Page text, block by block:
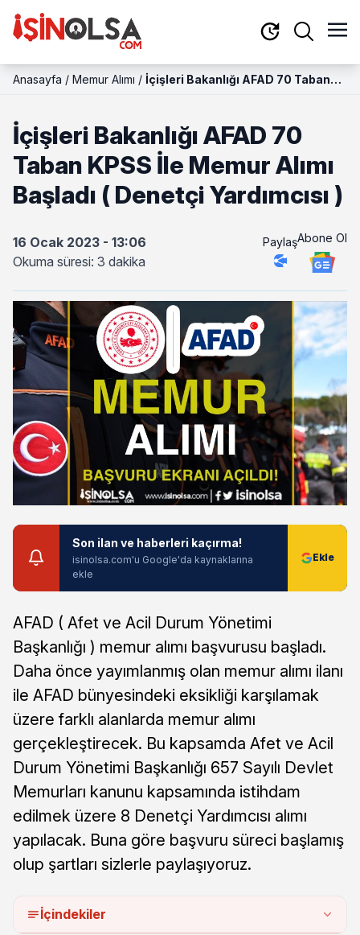
Anasayfa / Memur Alımı / İçişleri Bakanlığı AFAD 70 Taban
İçişleri Bakanlığı AFAD 70
Taban KPSS İle Memur Alımı
Başladı ( Denetçi Yardımcısı )
16 Ocak 2023 - 13:06
Okuma süresi: 3 dakika
PaylaşAbone Ol
Son ilan ve haberleri kaçırma!
isinolsa.com'u Google'da kaynaklarına
ekle
AFAD ( Afet ve Acil Durum Yönetimi
Başkanlığı ) memur alımı başvurusu başladı.
Daha önce yayımlanmış olan memur alımı ilanı
ile AFAD bünyesindeki eksikliği karşılamak
üzere farklı alanlarda memur alımı
gerçekleştirecek. Bu kapsamda Afet ve Acil
Durum Yönetimi Başkanlığı 657 Sayılı Devlet
Memurları kanunu kapsamında istihdam
edilmek üzere 8 Denetçi Yardımcısı alımı
yapılacak. Buna göre başvuru süreci başlamış
olup şartları sizlerle paylaşıyoruz.
İçindekiler